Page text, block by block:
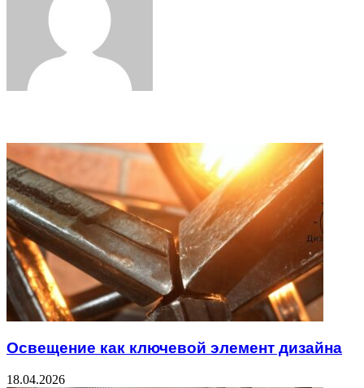
Освещение как ключевой элемент дизайна
18.04.2026